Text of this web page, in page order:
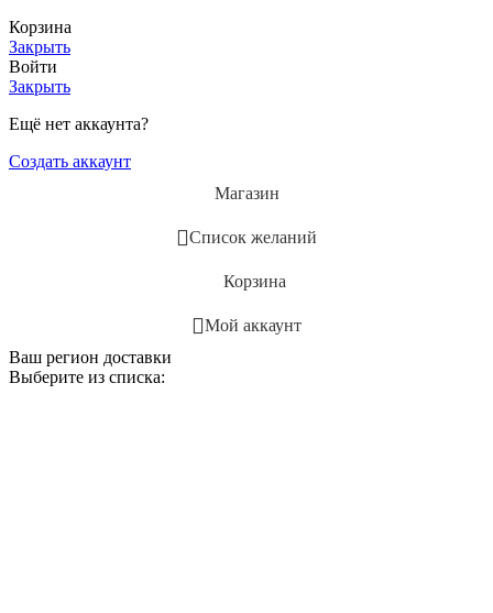
Корзина
Закрыть
Войти
Закрыть
Ещё нет аккаунта?
Создать аккаунт
Магазин
Список желаний
Корзина
Мой аккаунт
Ваш регион доставки
Выберите из списка: